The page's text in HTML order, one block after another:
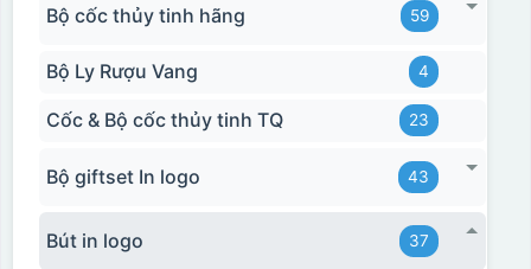
Bộ cốc thủy tinh hãng 59
Bộ Ly Rượu Vang 4
Cốc & Bộ cốc thủy tinh TQ 23
Bộ giftset In logo 43
Bút in logo 37